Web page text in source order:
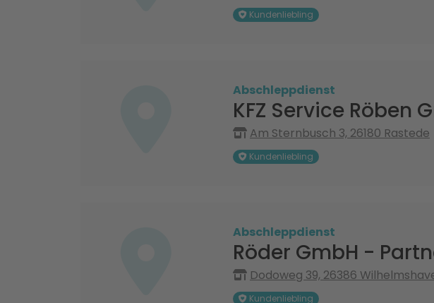
Kundenliebling
Abschleppdienst
KFZ Service Röben
Am Sternbusch 3, 26180 Rastede
Kundenliebling
Abschleppdienst
Röder GmbH -
Dodoweg 39, 26386
Kundenliebling